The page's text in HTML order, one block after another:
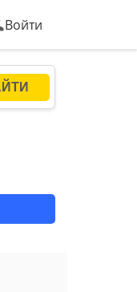
Войти